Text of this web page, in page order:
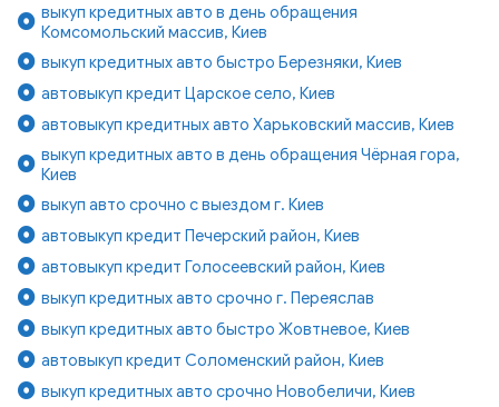
выкуп кредитных авто в день обращения
Комсомольский массив, Киев
выкуп кредитных авто быстро Березняки, Киев
автовыкуп кредит Царское село, Киев
автовыкуп кредитных авто Харьковский массив, Киев
выкуп кредитных авто в день обращения Чёрная гора,
Киев
выкуп авто срочно с выездом г. Киев
автовыкуп кредит Печерский район, Киев
автовыкуп кредит Голосеевский район, Киев
выкуп кредитных авто срочно г. Переяслав
выкуп кредитных авто быстро Жовтневое, Киев
автовыкуп кредит Соломенский район, Киев
выкуп кредитных авто срочно Новобеличи, Киев